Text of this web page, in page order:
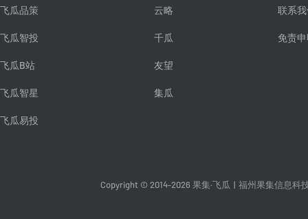
飞瓜品策
飞瓜智投
飞瓜B站
飞瓜智星
飞瓜易投
云略
千瓜
友望
集瓜
联系
免责
Copyright © 2014-2026 果集·飞瓜 福州果集信息科